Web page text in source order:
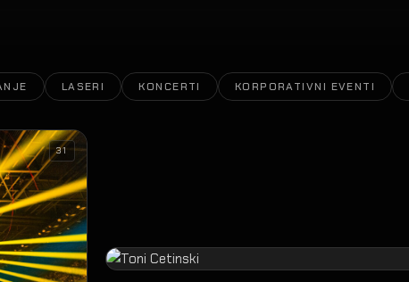
LASERI KONCERTI KORPORATIVNI EVENTI
31